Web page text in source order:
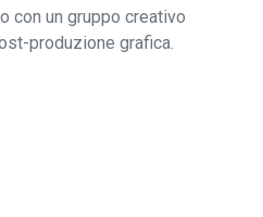
con un gruppo creativo
produzione grafica.